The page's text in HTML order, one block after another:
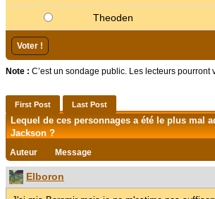
Theoden
Note : C’est un sondage public. Les lecteurs pourront
First Post Last Post
Lequel de ces personnages a été le plus mal
Jackson ?
Auteur Message
Elboron